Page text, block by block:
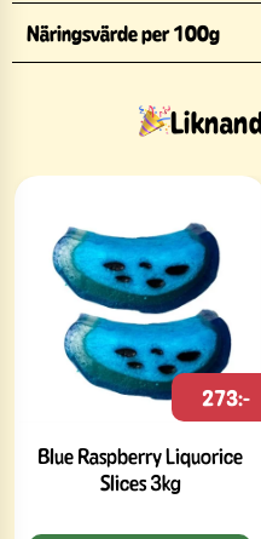
Näringsvärde per 100g
Blue Raspberry Liquorice
Slices 3kg
273:-